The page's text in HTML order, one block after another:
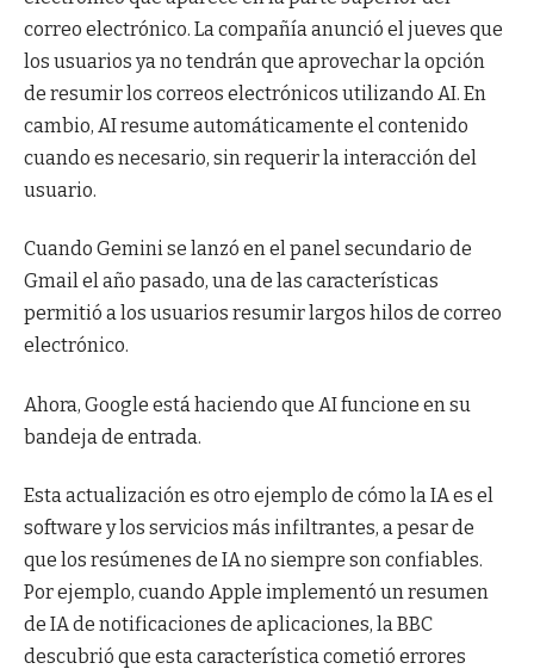
correo electrónico. La compañía anunció el jueves que
los usuarios ya no tendrán que aprovechar la opción
de resumir los correos electrónicos utilizando AI. En
cambio, AI resume automáticamente el contenido
cuando es necesario, sin requerir la interacción del
usuario.
Cuando Gemini se lanzó en el panel secundario de
Gmail el año pasado, una de las características
permitió a los usuarios resumir largos hilos de correo
electrónico.
Ahora, Google está haciendo que AI funcione en su
bandeja de entrada.
Esta actualización es otro ejemplo de cómo la IA es el
software y los servicios más infiltrantes, a pesar de
que los resúmenes de IA no siempre son confiables.
Por ejemplo, cuando Apple implementó un resumen
de IA de notificaciones de aplicaciones, la BBC
descubrió que esta característica cometió errores